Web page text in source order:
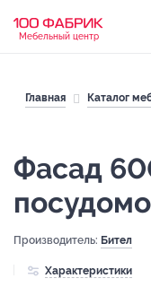
Мебельный центр
Главная Каталог
Фасад
Производитель: Бител
Характеристики